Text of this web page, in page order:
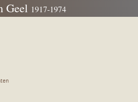
Geel 1917-1974